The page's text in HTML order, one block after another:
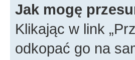
Jak mogę
Klikając w link
odkopać go na